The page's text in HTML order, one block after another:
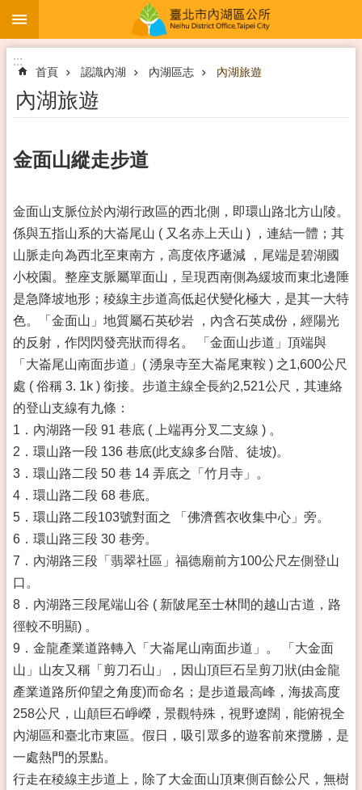
跳到主要內容區塊
:::
首頁 認識內湖 內湖區志 內湖旅遊
內湖旅遊
金面山縱走步道
金面山支脈位於內湖行政區的西北側，即環山路北方山陵。
係與五指山系的大崙尾山 ( 又名赤上天山 ) ，連結一體；其
山脈走向為西北至東南方，高度依序遞減 ，尾端是碧湖國
小校園。整座支脈屬單面山，呈現西南側為緩坡而東北邊陲
是急降坡地形；稜線主步道高低起伏變化極大，是其一大特
色。「金面山」地質屬石英砂岩 ，內含石英成份，經陽光
的反射，作閃閃發亮狀而得名。 「金面山步道」頂端與
「大崙尾山南面步道」( 湧泉寺至大崙尾東鞍 ) 之1,600公尺
處 ( 俗稱 3. 1k ) 銜接。步道主線全長約2,521公尺，其連絡
的登山支線有九條：
1．內湖路一段 91 巷底 ( 上端再分叉二支線 ) 。
2．環山路一段 136 巷底(此支線多台階、徒坡)。
3．環山路二段 50 巷 14 弄底之「竹月寺」。
4．環山路二段 68 巷底。
5．環山路二段103號對面之 「佛濟舊衣收集中心」旁。
6．環山路三段 30 巷旁。
7．內湖路三段「翡翠社區」福德廟前方100公尺左側登山
口。
8．內湖路三段尾端山谷 ( 新陂尾至士林間的越山古道，路
徑較不明顯) 。
9．金龍產業道路轉入「大崙尾山南面步道」。 「大金面
山」山友又稱「剪刀石山」，因山頂巨石呈剪刀狀(由金龍
產業道路所仰望之角度)而命名；是步道最高峰，海拔高度
258公尺，山顛巨石崢嶸，景觀特殊，視野遼闊，能俯視全
內湖區和臺北市東區。假日，吸引眾多的遊客前來攬勝，是
一處熱門的景點。
行走在稜線主步道上，除了大金面山頂東側百餘公尺，無樹